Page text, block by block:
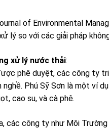
of Environmental
lý so với các giải pháp
xử lý nước thải:
phê duyệt, các công ty
nghề. Phú Sỹ Sơn là một ví
cao su, và cà phê.
các công ty như Môi